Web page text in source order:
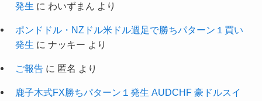
発生 に わいずまん より
ポンドドル・NZドル米ドル週足で勝ちパターン１買い
発生 に ナッキー より
ご報告に 匿名 より
鹿子木式FX勝ちパターン１発生 AUDCHF 豪ドルスイ